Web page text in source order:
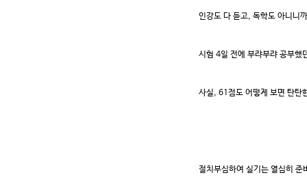
인강도 다 듣고, 독학도 아니니
시험 4일 전에 부랴부랴 공부했
사실, 61점도 어떻게 보면 탄탄
절치부심하여 실기는 열심히 준